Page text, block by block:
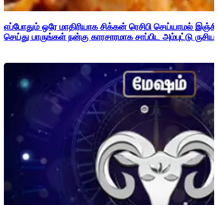
எப்போதும் ஒரே மாதிரியாக சிக்கன் ரெசிபி செய்யாமல்
செய்து பாருங்கள் நன்கு காரசாரமாக சாப்பிட அம்புட்டு